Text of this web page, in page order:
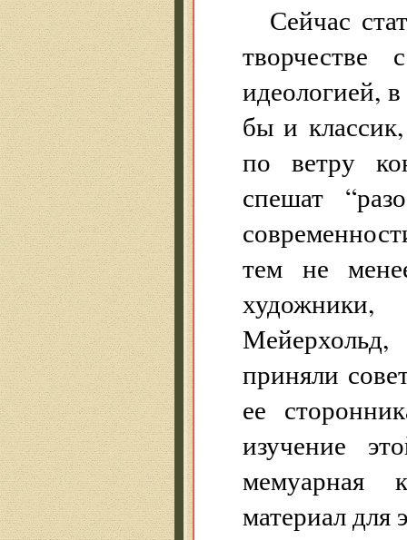
Сейчас
творчестве
идеологией,
бы и
по ветру
спешат
тем не
приняли
ее
изучение
мемуарная
материал для